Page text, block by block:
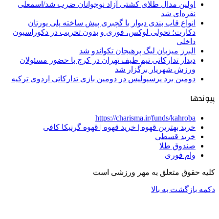
اولین مدال طلای کشتی آزاد نوجوانان ضرب شد/اسمعلی
نقره‌ای شد
انواع قاب بندی دیوار با گچبری پیش ساخته پلی یورتان
دکارت؛ تحولی لوکس، فوری و بدون تخریب در دکوراسیون
داخلی
البرز میزبان لیگ پرهیجان تکواندو شد
دیدار تدارکاتی تیم طیف تهران در کرج با حضور مسئولان
ورزش شهریار برگزار شد
دومین برد پرسپولیس در دومین بازی تدارکاتی اردوی ترکیه
پیوندها
https://charisma.ir/funds/kahroba
خرید بهترین قهوه | خرید قهوه | قهوه گرنیکا کافی
خرید قسطی
صندوق طلا
وام فوری
کلیه حقوق متعلق به مهر ورزشی است
دکمه بازگشت به بالا